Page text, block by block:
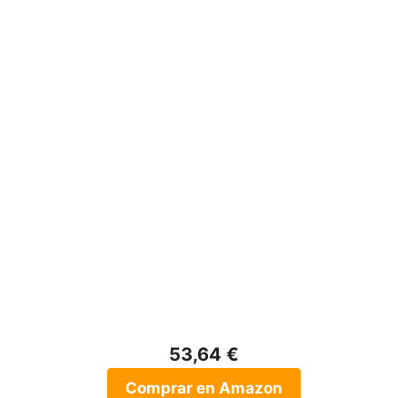
53,64 €
Comprar en Amazon